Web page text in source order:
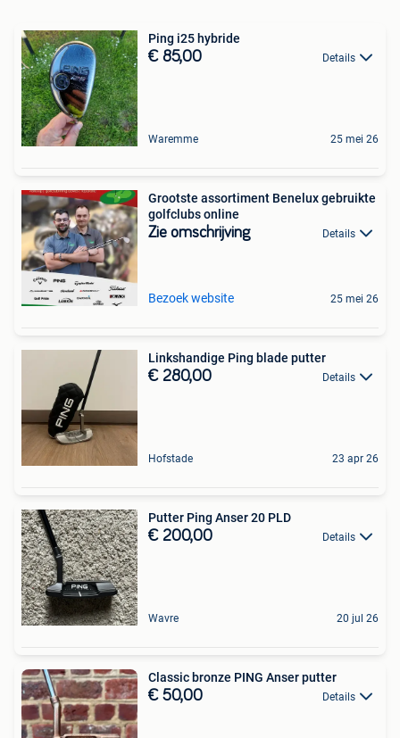
Ping i25 hybride
€ 85,00 Details
Waremme 25 mei 26
Grootste assortiment Benelux gebruikte
golfclubs online
Zie omschrijving Details
Bezoek website 25 mei 26
Linkshandige Ping blade putter
€ 280,00 Details
Hofstade 23 apr 26
Putter Ping Anser 20 PLD
€ 200,00 Details
Wavre 20 jul 26
Classic bronze PING Anser putter
€ 50,00 Details